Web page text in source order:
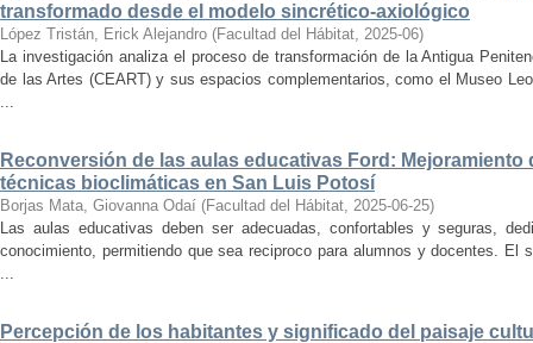
transformado desde el modelo sincrético-axiológico
López Tristán, Erick Alejandro (Facultad del Hábitat, 2025-06)
La investigación analiza el proceso de transformación de la Antigua
de las Artes (CEART) y sus espacios complementarios, como el Museo
...
Reconversión de las aulas educativas Ford:
técnicas bioclimáticas en San Luis Potosí
Borjas Mata, Giovanna Odaí (Facultad del Hábitat, 2025-06-25)
Las aulas educativas deben ser adecuadas, confortables y seguras,
conocimiento, permitiendo que sea reciproco para alumnos y docentes. El
...
Percepción de los habitantes y significado del paisaje